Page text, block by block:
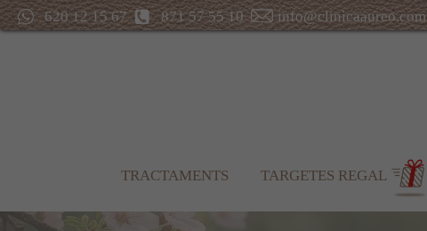
620 12 15 67 871 57 55 10 info@clinicaaureo.com
TRACTAMENTS TARGETES REGAL